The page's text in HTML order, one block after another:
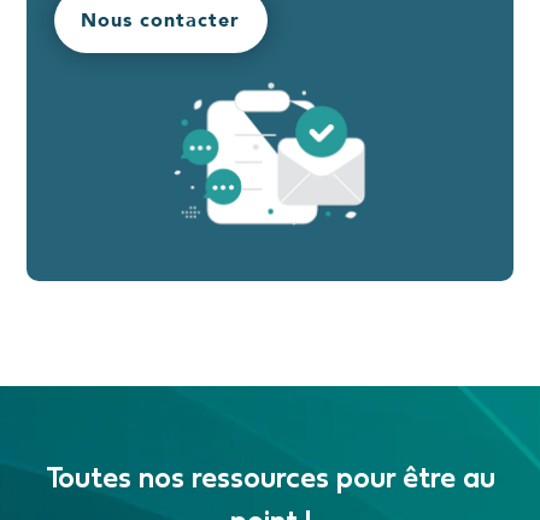
Nous contacter
Toutes nos ressources pour être au